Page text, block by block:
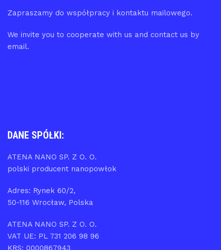
Zapraszamy do współpracy i kontaktu mailowego.
We invite you to cooperate with us and contact us by
email.
DANE SPÓŁKI:
ATENA NANO SP. Z O. O.
polski producent nanopowłok
Adres: Rynek 60/2,
50-116 Wrocław, Polska
ATENA NANO SP. Z O. O.
VAT UE: PL 731 206 98 96
KRS: 0000867943